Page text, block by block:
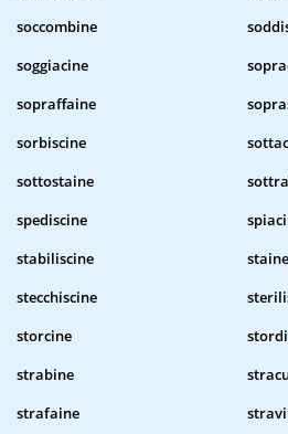
soccombine
soggiacine
sopraffaine
sorbiscine
sottostaine
spediscine
stabiliscine
staine
stecchiscine
storcine
strabine
strafaine